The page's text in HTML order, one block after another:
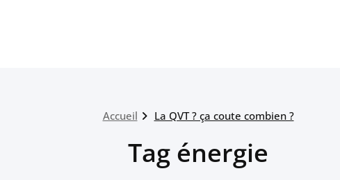
Accueil La QVT ? ça coute combien ?
Tag énergie